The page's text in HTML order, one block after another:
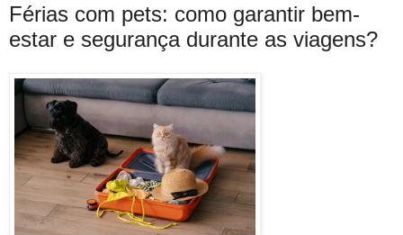
Férias com pets: como garantir bem-
estar e segurança durante as viagens?